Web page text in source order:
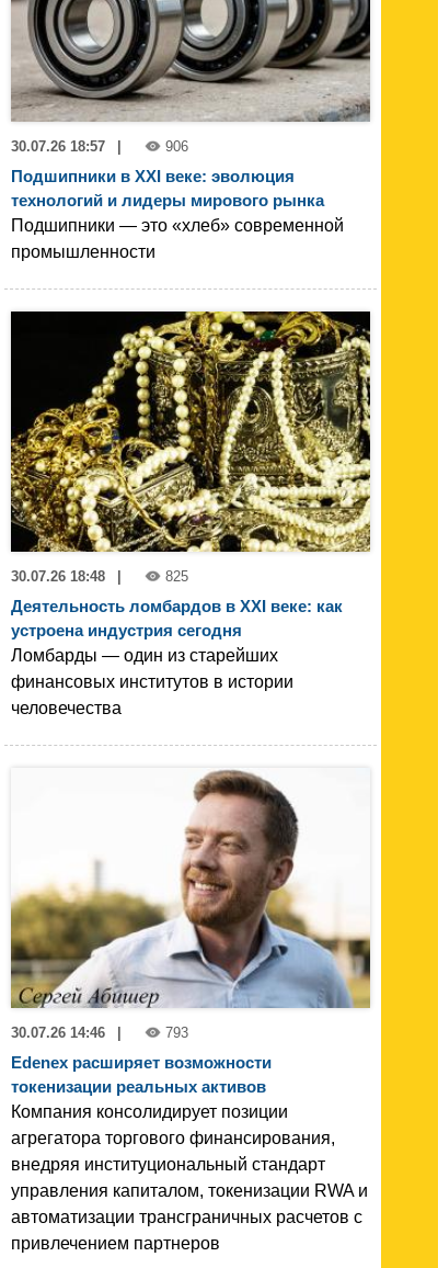
30.07.26 18:57 906
Подшипники в XXI веке: эволюция
технологий и лидеры мирового рынка
Подшипники — это «хлеб» современной
промышленности
30.07.26 18:48 825
Деятельность ломбардов в XXI веке: как
устроена индустрия сегодня
Ломбарды — один из старейших
финансовых институтов в истории
человечества
30.07.26 14:46 | 793
Edenex расширяет возможности
токенизации реальных активов
Компания консолидирует позиции
агрегатора торгового финансирования,
внедряя институциональный стандарт
управления капиталом, токенизации RWA и
автоматизации трансграничных расчетов с
привлечением партнеров